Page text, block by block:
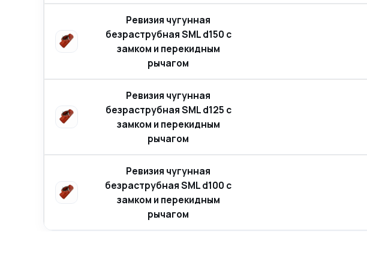
Ревизия чугунная
безраструбная SML d150 с
замком и перекидным
рычагом
Ревизия чугунная
безраструбная SML d125 с
замком и перекидным
рычагом
Ревизия чугунная
безраструбная SML d100 с
замком и перекидным
рычагом